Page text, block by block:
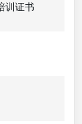
训证书